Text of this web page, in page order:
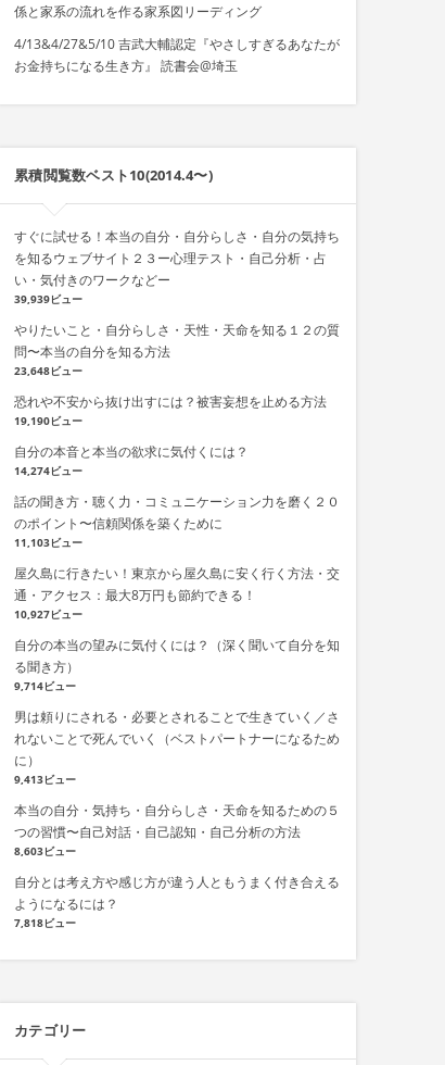
係と家系の流れを作る家系図リーディング
4/13&4/27&5/10 吉武大輔認定『やさしすぎるあなたが
お金持ちになる生き方』 読書会@埼玉
累積閲覧数ベスト10(2014.4〜)
すぐに試せる！本当の自分・自分らしさ・自分の気持ち
を知るウェブサイト２３ー心理テスト・自己分析・占
い・気付きのワークなどー
39,939ビュー
やりたいこと・自分らしさ・天性・天命を知る１２の質
問〜本当の自分を知る方法
23,648ビュー
恐れや不安から抜け出すには？被害妄想を止める方法
19,190ビュー
自分の本音と本当の欲求に気付くには？
14,274ビュー
話の聞き方・聴く力・コミュニケーション力を磨く２０
のポイント〜信頼関係を築くために
11,103ビュー
屋久島に行きたい！東京から屋久島に安く行く方法・交
通・アクセス：最大8万円も節約できる！
10,927ビュー
自分の本当の望みに気付くには？（深く聞いて自分を知
る聞き方）
9,714ビュー
男は頼りにされる・必要とされることで生きていく／さ
れないことで死んでいく（ベストパートナーになるため
に）
9,413ビュー
本当の自分・気持ち・自分らしさ・天命を知るための５
つの習慣〜自己対話・自己認知・自己分析の方法
8,603ビュー
自分とは考え方や感じ方が違う人ともうまく付き合える
ようになるには？
7,818ビュー
カテゴリー